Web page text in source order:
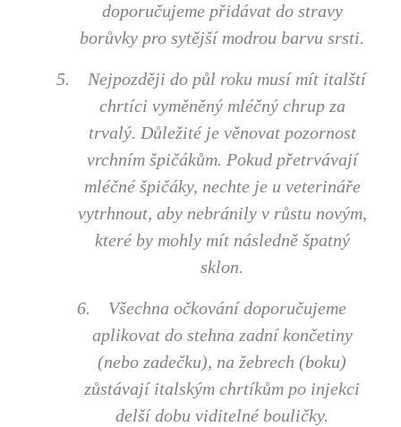
doporučujeme přidávat do stravy
borůvky pro sytější modrou barvu srsti.
5.
Nejpozději do půl roku musí mít italští
chrtíci vyměněný mléčný chrup za
trvalý. Důležité je věnovat pozornost
vrchním špičákům. Pokud přetrvávají
mléčné špičáky, nechte je u veterináře
vytrhnout, aby nebránily v růstu novým,
které by mohly mít následně špatný
sklon.
6.
Všechna očkování doporučujeme
aplikovat do stehna zadní končetiny
(nebo zadečku), na žebrech (boku)
zůstávají italským chrtíkům po injekci
delší dobu viditelné bouličky.